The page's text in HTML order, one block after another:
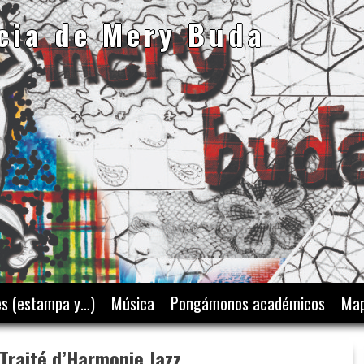
de Mery Buda
(estampa y…) Música Pongámonos académicos